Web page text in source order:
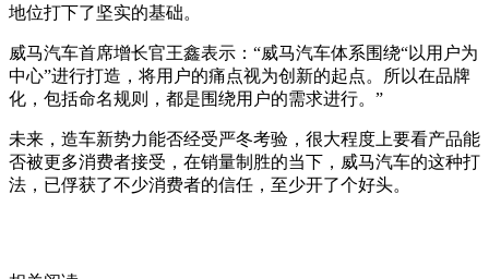
地位打下了坚实的基础。
威马汽车首席增长官王鑫表示：“威马汽车体系围绕“以用户为
中心”进行打造，将用户的痛点视为创新的起点。所以在品牌
化，包括命名规则，都是围绕用户的需求进行。”
未来，造车新势力能否经受严冬考验，很大程度上要看产品能
否被更多消费者接受，在销量制胜的当下，威马汽车的这种打
法，已俘获了不少消费者的信任，至少开了个好头。